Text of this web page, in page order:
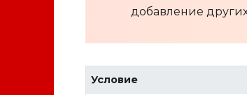
добавление
Условие